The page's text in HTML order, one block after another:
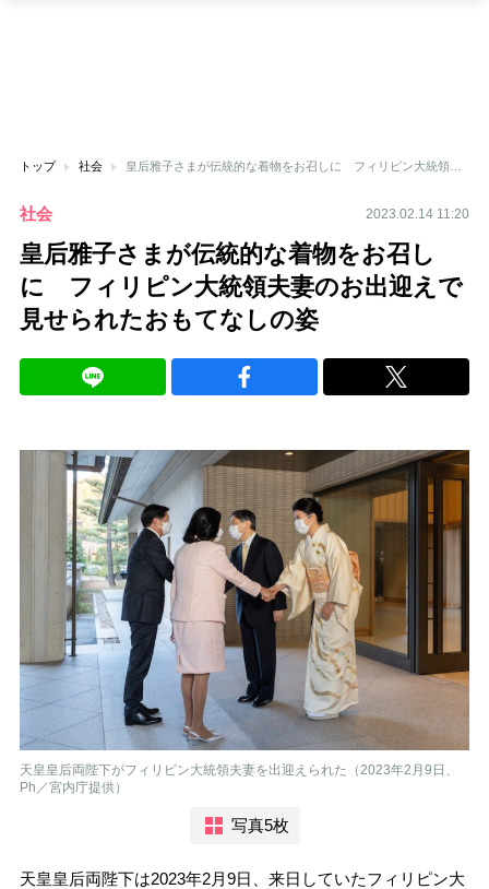
トップ 社会 皇后雅子さまが伝統的な着物をお召しに フィリピン大統領夫妻のお出迎えで見せられたおもてなしの姿
社会 2023.02.14 11:20
皇后雅子さまが伝統的な着物をお召し
に フィリピン大統領夫妻のお出迎えで
見せられたおもてなしの姿
天皇皇后両陛下がフィリピン大統領夫妻を出迎えられた（2023年2月9日、
Ph／宮内庁提供）
写真5枚
天皇皇后両陛下は2023年2月9日、来日していたフィリピン大